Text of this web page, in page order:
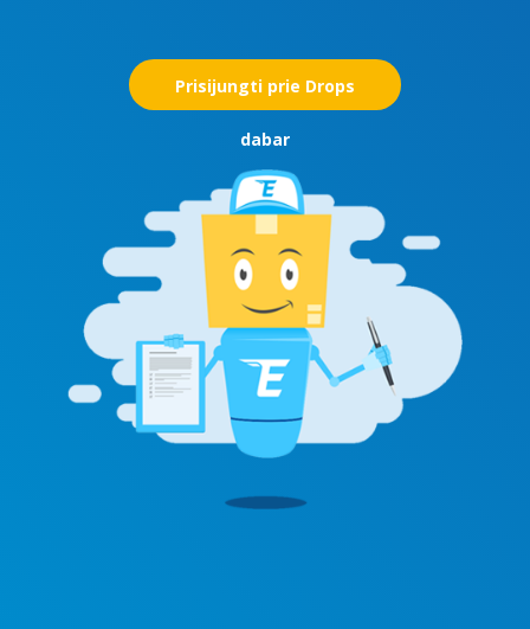
Prisijungti prie Drops
dabar